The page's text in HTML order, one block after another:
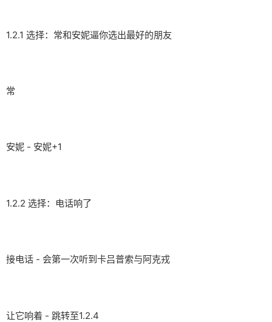
1.2.1 选择：常和安妮逼你选出最好的朋友
常
安妮 - 安妮+1
1.2.2 选择：电话响了
接电话 - 会第一次听到卡吕普索与阿克戎
让它响着 - 跳转至1.2.4